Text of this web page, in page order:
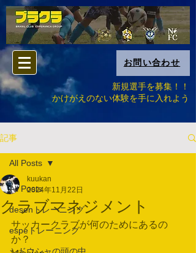
お問い合わせ
新規選手を募集！！
​かけがえのない体験を手に入れよう
記事
All Posts
desenトレーニング
espeトレーニング
All Posts
クラブマネジメント
kuukan
2024年11月22日
サッカークラブが何のためにあるの
か？